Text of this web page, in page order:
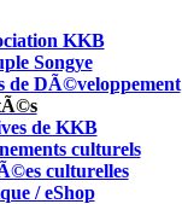
KKB
Songye
de DÃ©veloppement
de KKB
culturels
culturelles
/ eShop